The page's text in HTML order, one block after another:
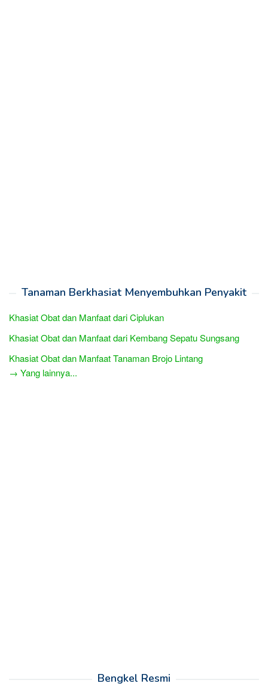
Tanaman Berkhasiat Menyembuhkan Penyakit
Khasiat Obat dan Manfaat dari Ciplukan
Khasiat Obat dan Manfaat dari Kembang Sepatu Sungsang
Khasiat Obat dan Manfaat Tanaman Brojo Lintang
→ Yang lainnya...
Bengkel Resmi